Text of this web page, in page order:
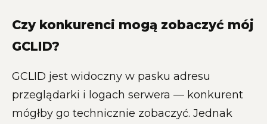
Czy konkurenci mogą zobaczyć mój
GCLID?
GCLID jest widoczny w pasku adresu
przeglądarki i logach serwera — konkurent
mógłby go technicznie zobaczyć. Jednak